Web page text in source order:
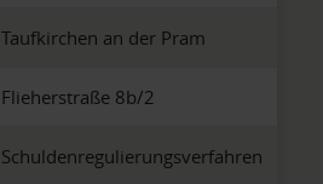
Taufkirchen an der Pram
Flieherstraße 8b/2
Schuldenregulierungsverfahren